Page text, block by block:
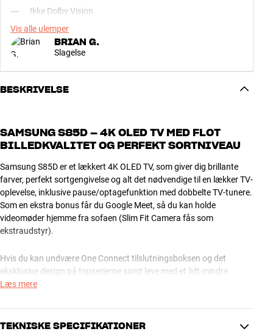
Ikke Dolby Vision
Vis alle ulemper
BRIAN G.
Slagelse
BESKRIVELSE
SAMSUNG S85D – 4K OLED TV MED FLOT
BILLEDKVALITET OG PERFEKT SORTNIVEAU
Samsung S85D er et lækkert 4K OLED TV, som giver dig brillante
farver, perfekt sortgengivelse og alt det nødvendige til en lækker TV-
oplevelse, inklusive pause/optagefunktion med dobbelte TV-tunere.
Som en ekstra bonus får du Google Meet, så du kan holde
videomøder hjemme fra sofaen (Slim Fit Camera fås som
ekstraudstyr).
Hvis du kan undvære One Connect tilslutningsboksen og det
eksklusive design på topserierne samt leve med et lidt mindre
eksklusivt OLED-panel, får du næsten den samme TV-oplevelse her,
BRUGERVENLIGHED I TOP
Læs mere
TEKNISKE SPECIFIKATIONER